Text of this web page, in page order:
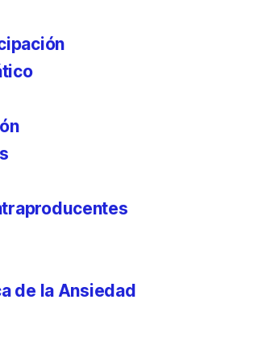
de la Ansiedad